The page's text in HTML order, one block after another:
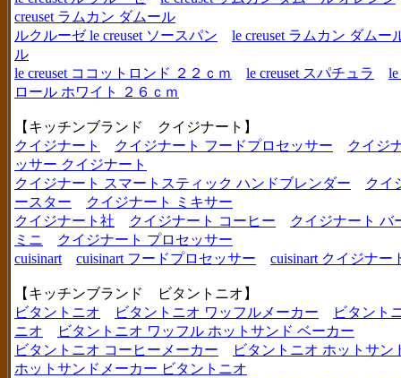
creuset ラムカン ダムール
ルクルーゼ le creuset ソースパン
le creuset ラムカン ダム
ル
le creuset ココットロンド ２２ｃｍ
le creuset スパチュラ
le
ロール ホワイト ２６ｃｍ
【キッチンブランド クイジナート】
クイジナート
クイジナート フードプロセッサー
クイジ
ッサー クイジナート
クイジナート スマートスティック ハンドブレンダー
クイ
ースター
クイジナート ミキサー
クイジナート社
クイジナート コーヒー
クイジナート バ
ミニ
クイジナート プロセッサー
cuisinart
cuisinart フードプロセッサー cuisinart クイジナー
【キッチンブランド ビタントニオ】
ビタントニオ
ビタントニオ ワッフルメーカー
ビタント
ニオ
ビタントニオ ワッフル ホットサンド ベーカー
ビタントニオ コーヒーメーカー
ビタントニオ ホットサン
ホットサンドメーカー ビタントニオ